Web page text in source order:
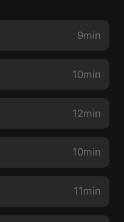
9min
10min
12min
10min
11min